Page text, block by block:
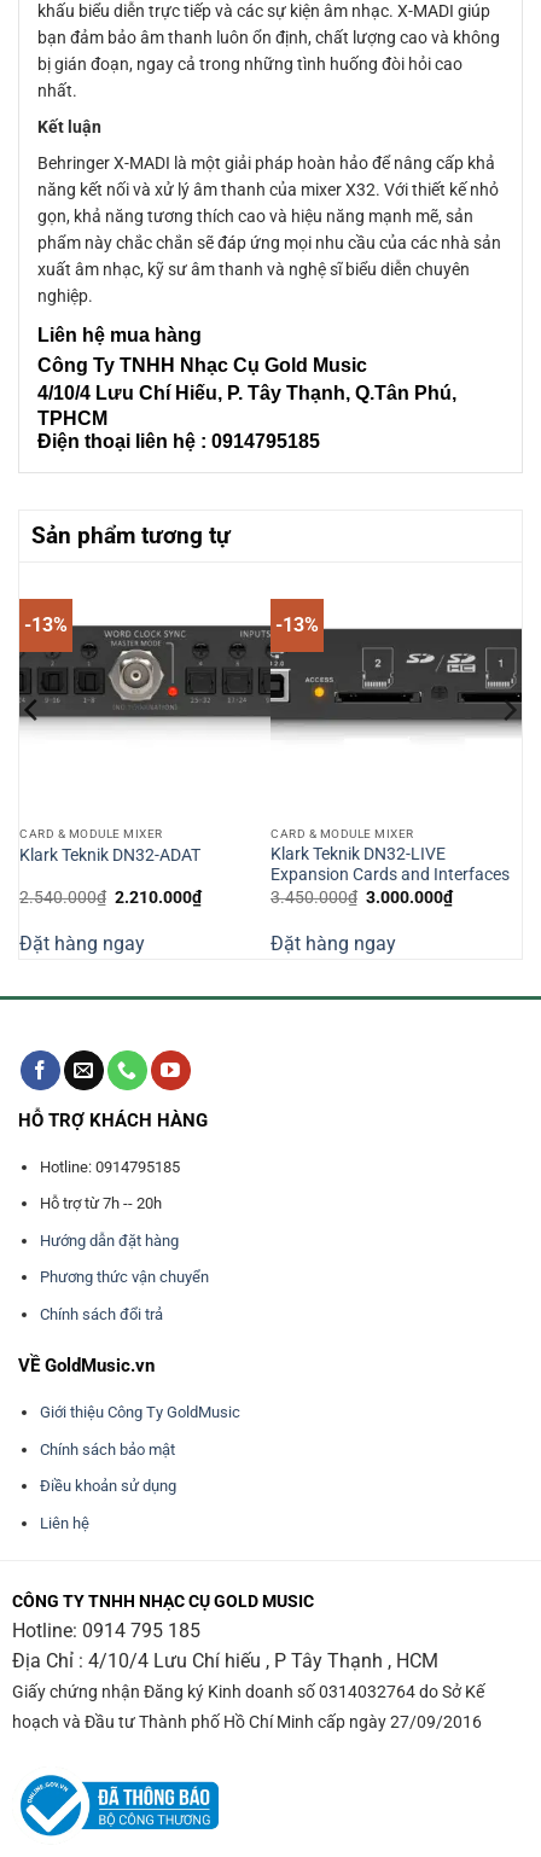
khấu biểu diễn trực tiếp và các sự kiện âm nhạc. X-MADI giúp
bạn đảm bảo âm thanh luôn ổn định, chất lượng cao và không
bị gián đoạn, ngay cả trong những tình huống đòi hỏi cao
nhất.
Kết luận
Behringer X-MADI là một giải pháp hoàn hảo để nâng cấp khả
năng kết nối và xử lý âm thanh của mixer X32. Với thiết kế nhỏ
gọn, khả năng tương thích cao và hiệu năng mạnh mẽ, sản
phẩm này chắc chắn sẽ đáp ứng mọi nhu cầu của các nhà sản
xuất âm nhạc, kỹ sư âm thanh và nghệ sĩ biểu diễn chuyên
nghiệp.
Liên hệ mua hàng
Công Ty TNHH Nhạc Cụ Gold Music
4/10/4 Lưu Chí Hiếu, P. Tây Thạnh, Q.Tân Phú,
TPHCM
Điện thoại liên hệ : 0914795185
Sản phẩm tương tự
-13%
CARD & MODULE MIXER
Klark Teknik DN32-ADAT
2.540.000₫ Giá
2.540.000₫.
2.210.000₫Giá
hiện
2.210.000₫.
Đặt hàng ngay
-13%
CARD & MODULE MIXER
Klark Teknik DN32-LIVE
Expansion Cards and Interfaces
3.450.000₫ Giá
3.450.000₫.
3.000.000₫Giá
hiện
Đặt hàng ngay
HỖ TRỢ KHÁCH HÀNG
Hotline: 0914795185
Hỗ trợ từ 7h -- 20h
Hướng dẫn đặt hàng
Phương thức vận chuyển
Chính sách đổi trả
VỀ GoldMusic.vn
Giới thiệu Công Ty GoldMusic
Chính sách bảo mật
Điều khoản sử dụng
Liên hệ
CÔNG TY TNHH NHẠC CỤ GOLD MUSIC
Hotline: 0914 795 185
Địa Chỉ : 4/10/4 Lưu Chí hiếu , P Tây Thạnh , HCM
Giấy chứng nhận Đăng ký Kinh doanh số 0314032764 do Sở Kế
hoạch và Đầu tư Thành phố Hồ Chí Minh cấp ngày 27/09/2016